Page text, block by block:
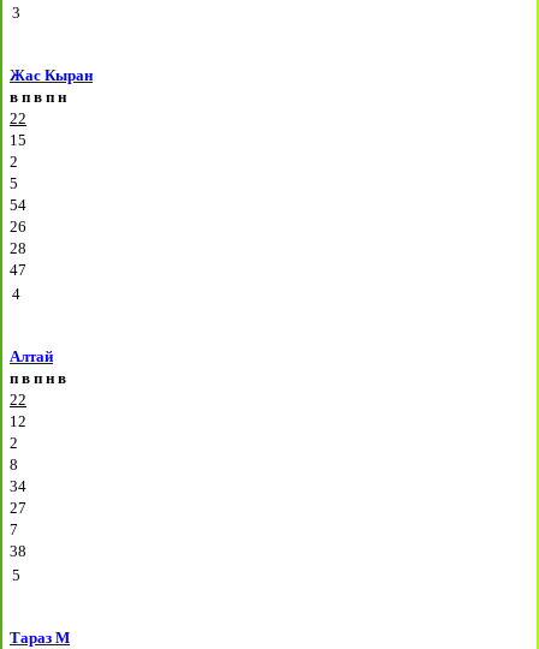
3
Жас Кыран
в п в п н
22
15
2
5
54
26
28
47
4
Алтай
п в п н в
22
12
2
8
34
27
7
38
5
Тараз М